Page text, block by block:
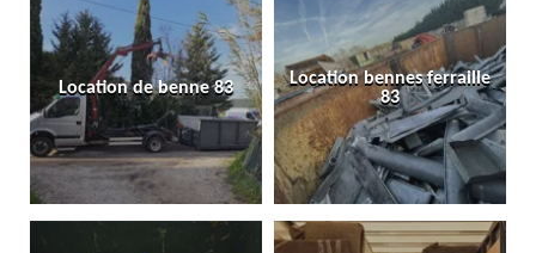
Location de benne 83
Location bennes ferraille
83